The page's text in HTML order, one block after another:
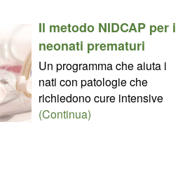
Il metodo NIDCAP per i
neonati prematuri
Un programma che aiuta i
nati con patologie che
richiedono cure intensive
(Continua)